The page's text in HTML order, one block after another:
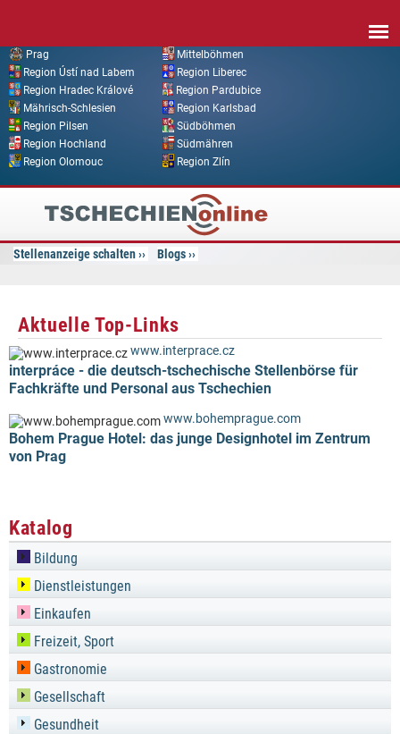
Prag
Mittelböhmen
Region Ústí nad Labem
Region Liberec
Region Hradec Králové
Region Pardubice
Mährisch-Schlesien
Region Karlsbad
Region Pilsen
Südböhmen
Region Hochland
Südmähren
Region Olomouc
Region Zlín
Tschechien
Online
Stellenanzeige schalten Blogs
Aktuelle Top-Links
www.interprace.cz
interpráce - die deutsch-tschechische Stellenbörse für
Fachkräfte und Personal aus Tschechien
www.bohemprague.com
Bohem Prague Hotel: das junge Designhotel im Zentrum
von Prag
Katalog
Bildung
Dienstleistungen
Einkaufen
Freizeit, Sport
Gastronomie
Gesellschaft
Gesundheit